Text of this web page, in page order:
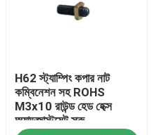
H62 স্ট্যাম্পিং কপার নাট
কম্বিনেশন সহ ROHS
M3x10 রাউন্ড হেড হেক্স
অ্যাডজাস্টমেন্ট স্ক্রু